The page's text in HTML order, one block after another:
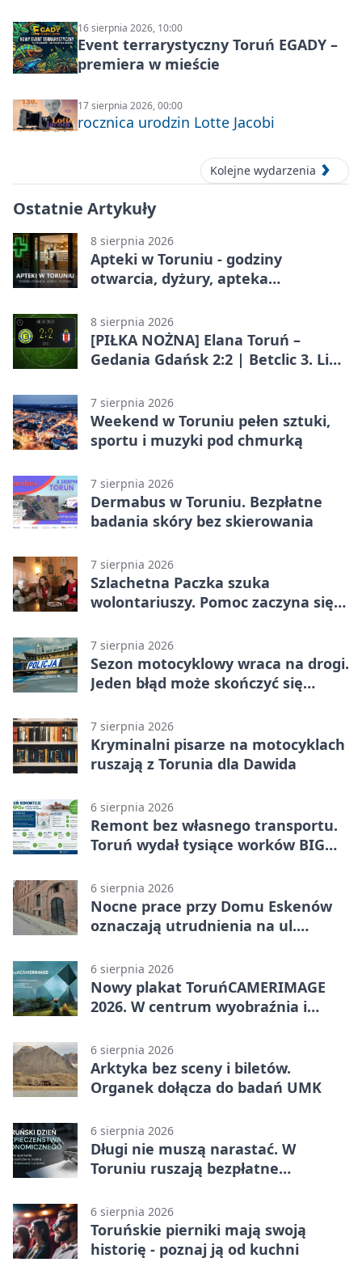
16 sierpnia 2026, 10:00
Event terrarystyczny Toruń EGADY –
premiera w mieście
17 sierpnia 2026, 00:00
rocznica urodzin Lotte Jacobi
Kolejne wydarzenia
Ostatnie Artykuły
8 sierpnia 2026
Apteki w Toruniu - godziny
otwarcia, dyżury, apteka
8 sierpnia 2026
[PIŁKA NOŻNA] Elana Toruń –
Gedania Gdańsk 2:2 | Betclic 3. Liga
7 sierpnia 2026
Weekend w Toruniu pełen sztuki,
sportu i muzyki pod chmurką
7 sierpnia 2026
Dermabus w Toruniu. Bezpłatne
badania skóry bez skierowania
7 sierpnia 2026
Szlachetna Paczka szuka
wolontariuszy. Pomoc zaczyna się
7 sierpnia 2026
Sezon motocyklowy wraca na drogi.
Jeden błąd może skończyć się
7 sierpnia 2026
Kryminalni pisarze na motocyklach
ruszają z Torunia dla Dawida
6 sierpnia 2026
Remont bez własnego transportu.
Toruń wydał tysiące worków BIG
6 sierpnia 2026
Nocne prace przy Domu Eskenów
oznaczają utrudnienia na ul.
6 sierpnia 2026
Nowy plakat ToruńCAMERIMAGE
2026. W centrum wyobraźnia i
6 sierpnia 2026
Arktyka bez sceny i biletów.
Organek dołącza do badań UMK
6 sierpnia 2026
Długi nie muszą narastać. W
Toruniu ruszają bezpłatne
6 sierpnia 2026
Toruńskie pierniki mają swoją
historię - poznaj ją od kuchni